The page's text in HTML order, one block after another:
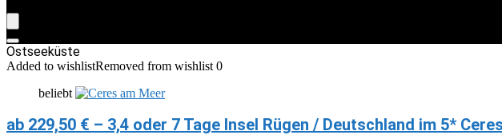
Ostseeküste
Added to wishlistRemoved from wishlist 0
beliebt
ab 229,50 € – 3,4 oder 7 Tage Insel Rügen / Deutschland im 5*